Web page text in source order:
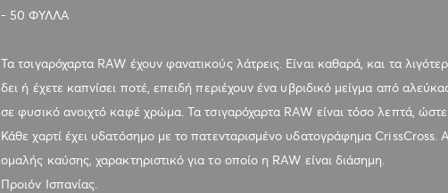
- 50 ΦΥΛΛΑ
Τα τσιγαρόχαρτα RAW έχουν φανατικούς λάτρεις. Είναι καθαρά, και τα
δει ή έχετε καπνίσει ποτέ, επειδή περιέχουν ένα υβριδικό μείγμα από
σε φυσικό ανοιχτό καφέ χρώμα. Τα τσιγαρόχαρτα RAW είναι τόσο λεπτά,
Κάθε χαρτί έχει υδατόσημο με το πατενταρισμένο υδατογράφημα
ομαλής καύσης, χαρακτηριστικό για το οποίο η RAW είναι διάσημη.
Προιόν Ισπανίας.